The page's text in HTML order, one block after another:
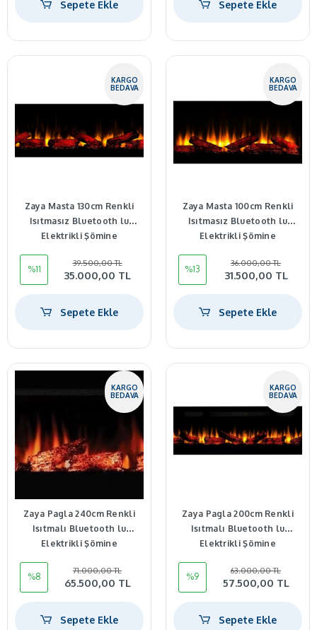
Sepete Ekle Sepete Ekle
Zaya Masta 130cm Renkli
Isıtmasız Bluetooth lu
Elektrikli Şömine
%11
39.500,00 TL
35.000,00 TL
KARGO
BEDAVA
Sepete Ekle
Zaya Masta 100cm Renkli
Isıtmasız Bluetooth lu
Elektrikli Şömine
%13
36.000,00 TL
31.500,00 TL
KARGO
BEDAVA
Sepete Ekle
Zaya Pagla 240cm Renkli
Isıtmalı Bluetooth lu
Elektrikli Şömine
%8
71.000,00 TL
65.500,00 TL
KARGO
BEDAVA
Sepete Ekle
Zaya Pagla 200cm Renkli
Isıtmalı Bluetooth lu
Elektrikli Şömine
%9
63.000,00 TL
57.500,00 TL
KARGO
BEDAVA
Sepete Ekle